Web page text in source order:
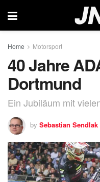
Home Motorsport
40 Jahre
Dortmund
Ein Jubiläum mit
by Sebastian Sendlak